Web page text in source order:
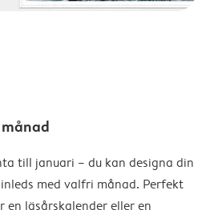
till januari – du kan designa din
med valfri månad. Perfekt
en läsårskalender eller en